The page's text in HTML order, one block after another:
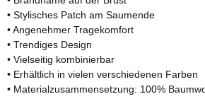
• Stylisches Patch am Saumende
• Angenehmer Tragekomfort
• Trendiges Design
• Vielseitig kombinierbar
• Erhältlich in vielen verschiedenen Farben
• Materialzusammensetzung: 100%